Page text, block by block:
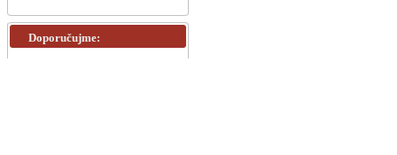
Doporučujme: